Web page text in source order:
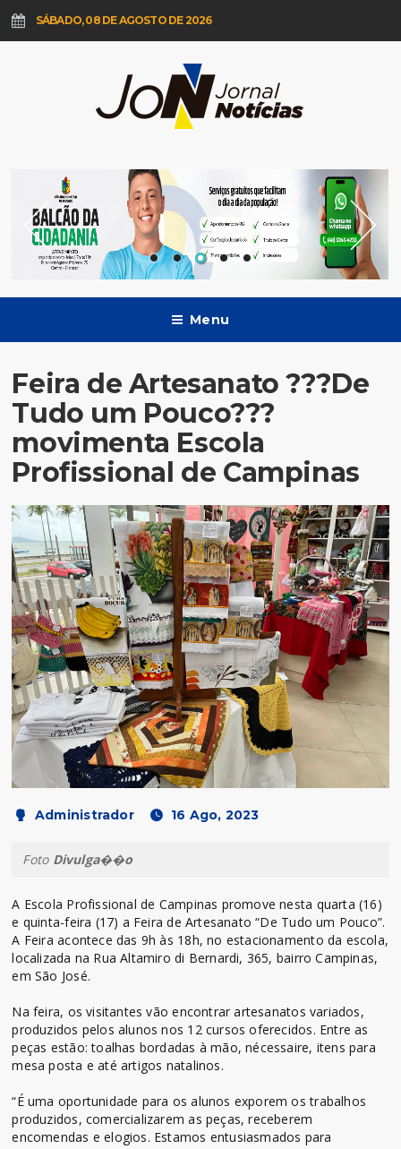
SÁBADO, 08 DE AGOSTO DE 2026
Menu
Feira de Artesanato ???De
Tudo um Pouco???
movimenta Escola
Profissional de Campinas
Administrador 16 Ago, 2023
Foto Divulga��o
A Escola Profissional de Campinas promove nesta quarta (16)
e quinta-feira (17) a Feira de Artesanato “De Tudo um Pouco”.
A Feira acontece das 9h às 18h, no estacionamento da escola,
localizada na Rua Altamiro di Bernardi, 365, bairro Campinas,
em São José.
Na feira, os visitantes vão encontrar artesanatos variados,
produzidos pelos alunos nos 12 cursos oferecidos. Entre as
peças estão: toalhas bordadas à mão, nécessaire, itens para
mesa posta e até artigos natalinos.
“É uma oportunidade para os alunos exporem os trabalhos
produzidos, comercializarem as peças, receberem
encomendas e elogios. Estamos entusiasmados para